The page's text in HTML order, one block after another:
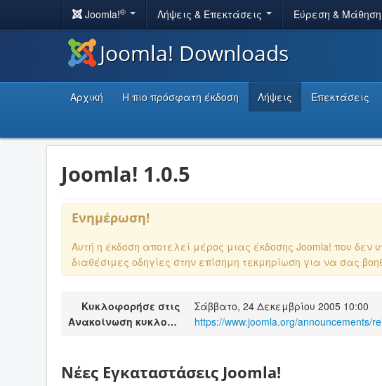
Joomla!® Λήψεις & Επεκτάσεις Εύρεση & Μάθηση
Joomla! Downloads
Αρχική Η πιο πρόσφατη έκδοση Λήψεις Επεκτάσεις
Joomla! 1.0.5
Ενημέρωση!
Αυτή η έκδοση αποτελεί μέρος μιας έκδοσης Joomla! που
διαθέσιμες οδηγίες στην επίσημη τεκμηρίωση για να σας
Κυκλοφορήσε στις
Σάββατο, 24 Δεκεμβρίου 2005 10:00
Ανακοίνωση κυκλοφορίας
https://www.joomla.org/announcements/
Νέες Εγκαταστάσεις Joomla!